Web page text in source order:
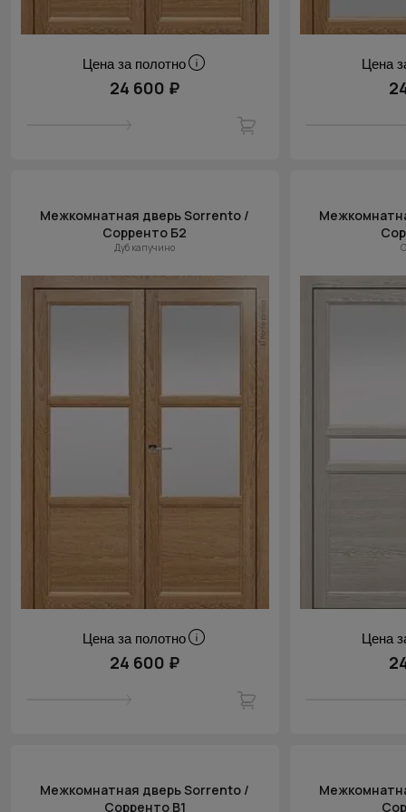
Цена за полотно
24 600 ₽
Цена
Межкомнатная дверь Sorrento /
Сорренто Б2
Дуб капучино
Цена за полотно
24 600 ₽
Цена
Межкомнатная дверь Sorrento /
Сорренто В1